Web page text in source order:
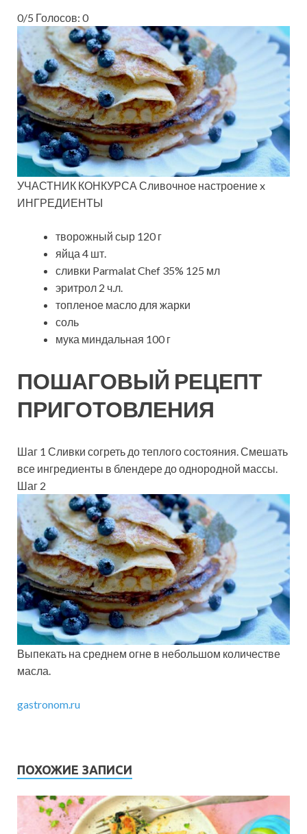
0/5 Голосов: 0
УЧАСТНИК КОНКУРСА Сливочное настроение x
ИНГРЕДИЕНТЫ
творожный сыр 120 г
яйца 4 шт.
сливки Parmalat Chef 35% 125 мл
эритрол 2 ч.л.
топленое масло для жарки
соль
мука миндальная 100 г
ПОШАГОВЫЙ РЕЦЕПТ
ПРИГОТОВЛЕНИЯ
Шаг 1 Сливки согреть до теплого состояния. Смешать
все ингредиенты в блендере до однородной массы.
Шаг 2
Выпекать на среднем огне в небольшом количестве
масла.
gastronom.ru
ПОХОЖИЕ ЗАПИСИ